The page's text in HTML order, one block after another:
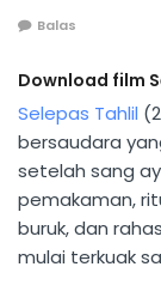
Balas
Download film
Selepas Tahlil
bersaudara
setelah sang
pemakaman,
buruk, dan
mulai terkuak